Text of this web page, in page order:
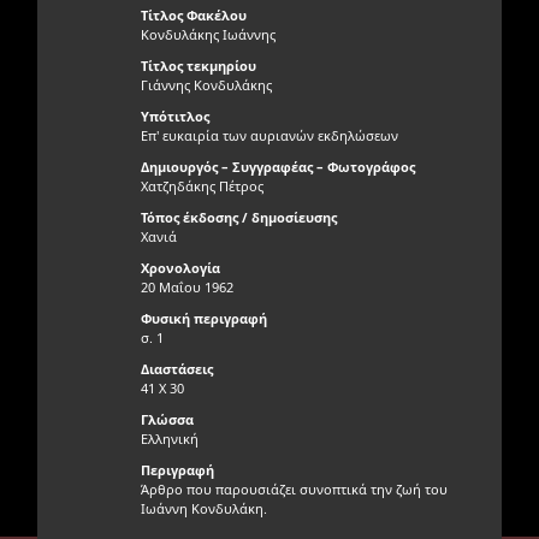
Τίτλος Φακέλου
Κονδυλάκης Ιωάννης
Τίτλος τεκμηρίου
Γιάννης Κονδυλάκης
Υπότιτλος
Επ' ευκαιρία των αυριανών εκδηλώσεων
Δημιουργός – Συγγραφέας – Φωτογράφος
Χατζηδάκης Πέτρος
Τόπος έκδοσης / δημοσίευσης
Χανιά
Χρονολογία
20 Μαΐου 1962
Φυσική περιγραφή
σ. 1
Διαστάσεις
41 Χ 30
Γλώσσα
Ελληνική
Περιγραφή
Άρθρο που παρουσιάζει συνοπτικά την ζωή του
Ιωάννη Κονδυλάκη.